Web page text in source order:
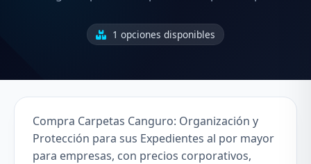
1 opciones disponibles
Compra Carpetas Canguro: Organización y
Protección para sus Expedientes al por mayor
para empresas, con precios corporativos,